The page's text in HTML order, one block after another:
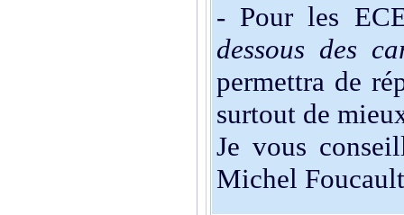
- Pour les
dessous des
permettra de
surtout de
Je vous
Michel